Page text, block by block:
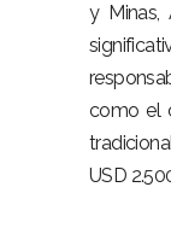
y Minas,
como el
USD